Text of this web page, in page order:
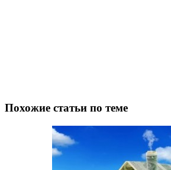
Похожие статьи по теме